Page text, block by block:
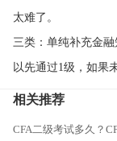
太难了。
三类：单纯补充金
以先通过1级，如果
相关推荐
CFA二级考试多久？